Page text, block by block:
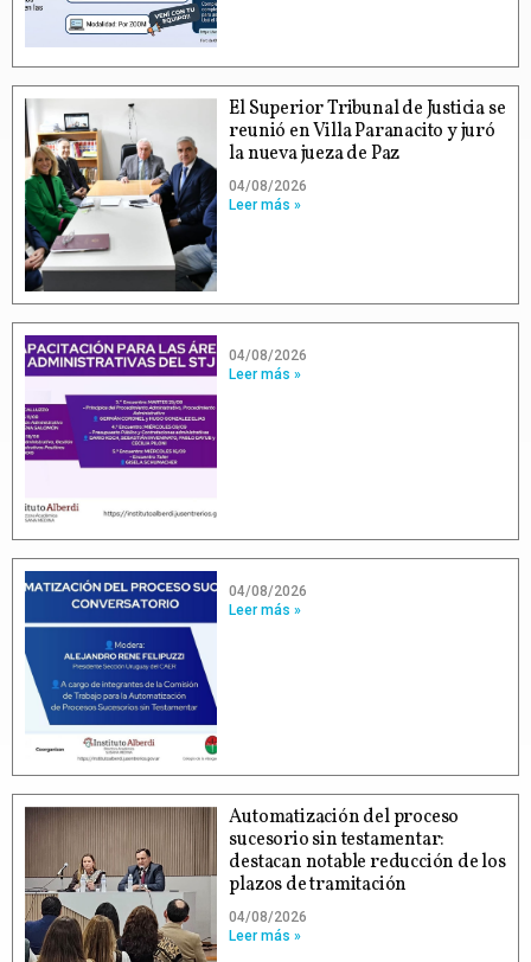
El Superior Tribunal de Justicia se
reunió en Villa Paranacito y juró
la nueva jueza de Paz
04/08/2026
Leer más »
04/08/2026
Leer más »
04/08/2026
Leer más »
Automatización del proceso
sucesorio sin testamentar:
destacan notable reducción de los
plazos de tramitación
04/08/2026
Leer más »